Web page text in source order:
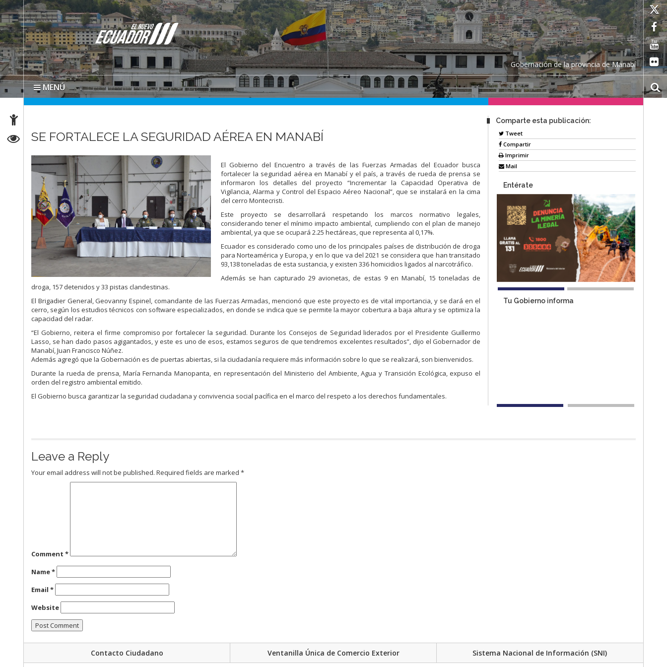
Gobernación de la provincia de Manabí
MENÚ
SE FORTALECE LA SEGURIDAD AÉREA EN MANABÍ
El Gobierno del Encuentro a través de las Fuerzas Armadas del Ecuador busca
fortalecer la seguridad aérea en Manabí y el país, a través de rueda de prensa se
informaron los detalles del proyecto “Incrementar la Capacidad Operativa de
Vigilancia, Alarma y Control del Espacio Aéreo Nacional”, que se instalará en la cima
del cerro Montecristi.
Este proyecto se desarrollará respetando los marcos normativo legales,
considerando tener el mínimo impacto ambiental, cumpliendo con el plan de manejo
ambiental, ya que se ocupará 2.25 hectáreas, que representa al 0,17%.
Ecuador es considerado como uno de los principales países de distribución de droga
para Norteamérica y Europa, y en lo que va del 2021 se considera que han transitado
93,138 toneladas de esta sustancia, y existen 336 homicidios ligados al narcotráfico.
Además se han capturado 29 avionetas, de estas 9 en Manabí, 15 toneladas de
droga, 157 detenidos y 33 pistas clandestinas.
El Brigadier General, Geovanny Espinel, comandante de las Fuerzas Armadas, mencionó que este proyecto es de vital importancia, y se dará en el
cerro, según los estudios técnicos con software especializados, en donde se indica que se permite la mayor cobertura a baja altura y se optimiza la
capacidad del radar.
“El Gobierno, reitera el firme compromiso por fortalecer la seguridad. Durante los Consejos de Seguridad liderados por el Presidente Guillermo
Lasso, se han dado pasos agigantados, y este es uno de esos, estamos seguros de que tendremos excelentes resultados”, dijo el Gobernador de
Manabí, Juan Francisco Núñez.
Además agregó que la Gobernación es de puertas abiertas, si la ciudadanía requiere más información sobre lo que se realizará, son bienvenidos.
Durante la rueda de prensa, María Fernanda Manopanta, en representación del Ministerio del Ambiente, Agua y Transición Ecológica, expuso el
orden del registro ambiental emitido.
El Gobierno busca garantizar la seguridad ciudadana y convivencia social pacífica en el marco del respeto a los derechos fundamentales.
Comparte esta publicación:
Tweet
Compartir
Imprimir
Mail
Entérate
Tu Gobierno informa
Leave a Reply
Your email address will not be published. Required fields are marked*
Comment*
Name*
Email*
Website
Contacto Ciudadano Ventanilla Única de Comercio Exterior Sistema Nacional de Información (SNI)